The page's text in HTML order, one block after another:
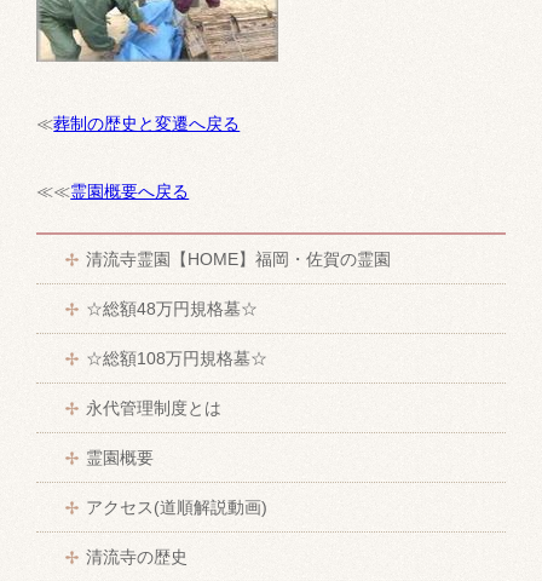
≪葬制の歴史と変遷へ戻る
≪≪霊園概要へ戻る
清流寺霊園【HOME】福岡・佐賀の霊園
☆総額48万円規格墓☆
☆総額108万円規格墓☆
永代管理制度とは
霊園概要
アクセス(道順解説動画)
清流寺の歴史